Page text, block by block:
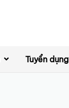
Tuyển dụng